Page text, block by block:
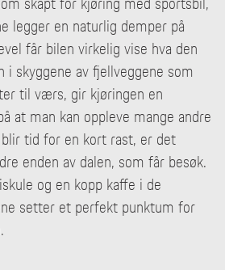
legger en naturlig demper på
får bilen virkelig vise hva den
i skyggene av fjellveggene som
til værs, gir kjøringen en
at man kan oppleve mange andre
tid for en kort rast, er det
enden av dalen, som får besøk.
og en kopp kaffe i de
setter et perfekt punktum for